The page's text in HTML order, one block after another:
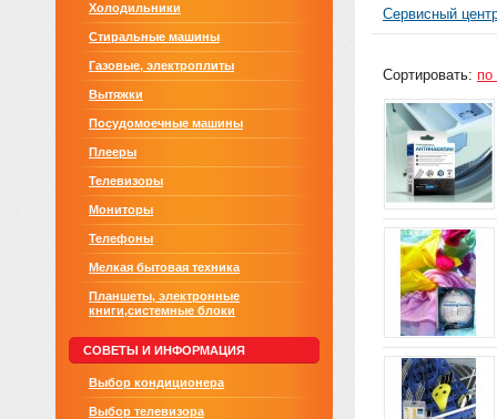
Холодильники
Стиральные машины
Газовые, электроплиты
Вытяжки
Посудомоечные машины
Плееры
Телевизоры
Мониторы
Телефоны
Мелкая бытовая техника
Планшеты, электронные
книги,системные блоки
СОВЕТЫ И ИНФОРМАЦИЯ
Выбор кондиционера
Выбор телевизора
Сервисный
Сортировать: по